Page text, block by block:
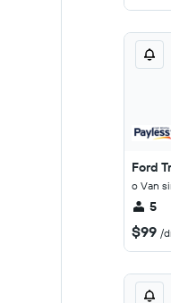
Ford
o Van
5
$99 /